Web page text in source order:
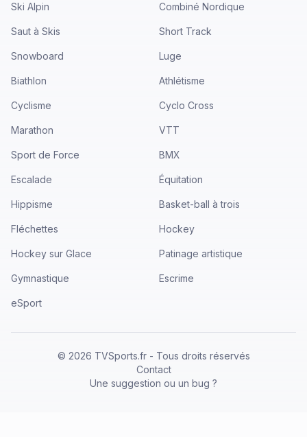
Ski Alpin Combiné Nordique
Saut à Skis Short Track
Snowboard Luge
Biathlon Athlétisme
Cyclisme Cyclo Cross
Marathon VTT
Sport de Force BMX
Escalade Équitation
Hippisme Basket-ball à trois
Fléchettes Hockey
Hockey sur Glace Patinage artistique
Gymnastique Escrime
eSport
© 2026 TVSports.fr - Tous droits réservés
Contact
Une suggestion ou un bug ?